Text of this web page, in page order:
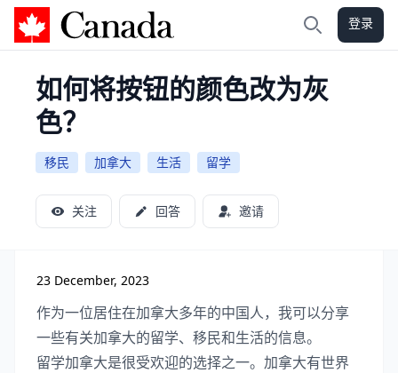
加拿大攻略 登录
如何将按钮的颜色改为灰
色？
移民 加拿大 生活 留学
关注 回答 邀请
23 December, 2023
作为一位居住在加拿大多年的中国人，我可以分享
一些有关加拿大的留学、移民和生活的信息。
留学加拿大是很受欢迎的选择之一。加拿大有世界